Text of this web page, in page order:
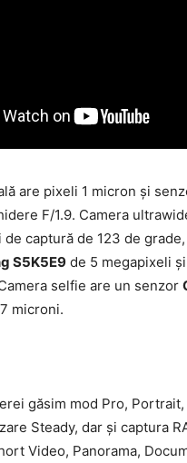
are pixeli 1 micron şi
F/1.9. Camera
captură de 123 de
S5K5E9 de 5 megapixeli
selfie are un senzor
microni.
găsim mod Pro,
Steady, dar şi captura
Video, Panorama,